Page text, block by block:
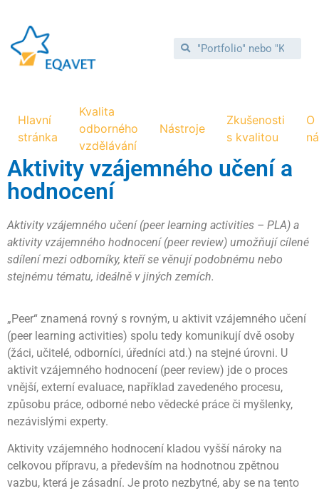
Hlavní
stránka
Kvalita
odborného
vzdělávání
Nástroje
Zkušenosti
s kvalitou
O
Aktivity vzájemného učení a
hodnocení
Aktivity vzájemného učení (peer learning activities – PLA) a
aktivity vzájemného hodnocení (peer review) umožňují cílené
sdílení mezi odborníky, kteří se věnují podobnému nebo
stejnému tématu, ideálně v jiných zemích.
„Peer“ znamená rovný s rovným, u aktivit vzájemného učení
(peer learning activities) spolu tedy komunikují dvě osoby
(žáci, učitelé, odborníci, úředníci atd.) na stejné úrovni. U
aktivit vzájemného hodnocení (peer review) jde o proces
vnější, externí evaluace, například zavedeného procesu,
způsobu práce, odborné nebo vědecké práce či myšlenky,
nezávislými experty.
Aktivity vzájemného hodnocení kladou vyšší nároky na
celkovou přípravu, a především na hodnotnou zpětnou
vazbu, která je zásadní. Je proto nezbytné, aby se na tento